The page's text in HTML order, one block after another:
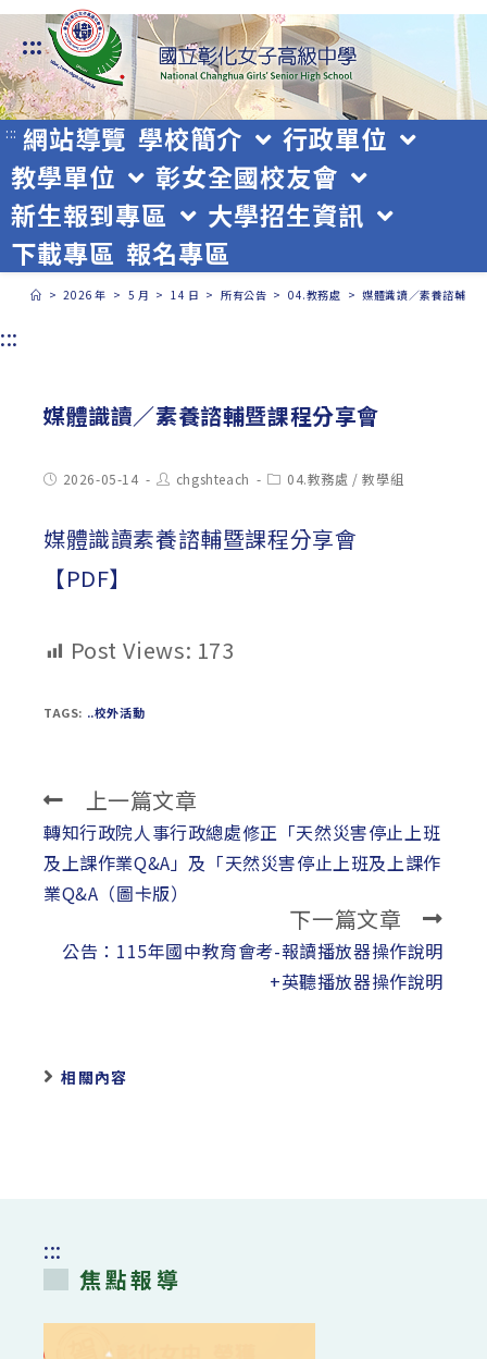
跳
轉
至
主
要
內
容
:::
::: 網站導覽 學校簡介
行政單位
教學單位
彰女全國校友會
新生報到專區
大學招生資訊
下載專區 報名專區
> 2026 年 > 5 月 > 14 日 > 所有公告 > 04.教務處 > 媒體識讀／素養諮輔暨
:::
媒體識讀／素養諮輔暨課程分享會
Post2026-05-14
Post
author:
chgshteach
Post04.教務處 / 教學組
媒體識讀素養諮輔暨課程分享會
【PDF】
Post Views: 173
TAGS: ..校外活動
Read
more
articles
上一篇文章
轉知行政院人事行政總處修正「天然災害停止上班
及上課作業Q&A」及「天然災害停止上班及上課作
業Q&A（圖卡版）
下一篇文章
公告：115年國中教育會考-報讀播放器操作說明
+英聽播放器操作說明
相關內容
:::
焦點報導